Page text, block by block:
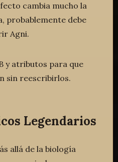
cambia mucho la
probablemente debe
Agni.
y atributos para que
sin reescribirlos.
Legendarios
allá de la biología